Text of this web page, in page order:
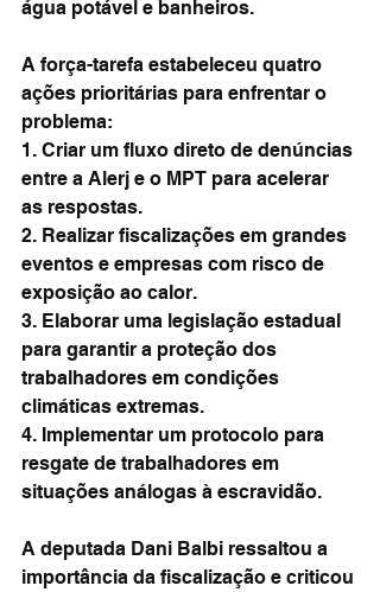
água potável e banheiros.
A força-tarefa estabeleceu quatro
ações prioritárias para enfrentar o
problema:
1. Criar um fluxo direto de denúncias
entre a Alerj e o MPT para acelerar
as respostas.
2. Realizar fiscalizações em grandes
eventos e empresas com risco de
exposição ao calor.
3. Elaborar uma legislação estadual
para garantir a proteção dos
trabalhadores em condições
climáticas extremas.
4. Implementar um protocolo para
resgate de trabalhadores em
situações análogas à escravidão.
A deputada Dani Balbi ressaltou a
importância da fiscalização e criticou